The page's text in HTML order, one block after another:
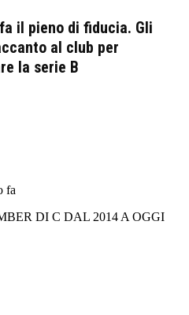
il pieno di fiducia. Gli
al club per
la serie B